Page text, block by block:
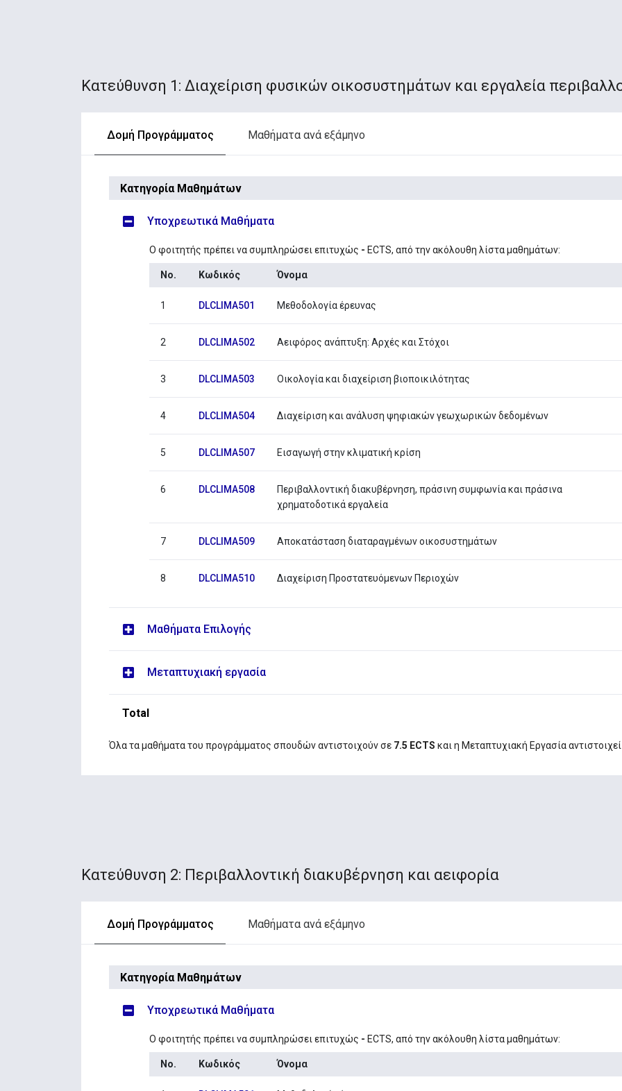
Κατεύθυνση 1: Διαχείριση φυσικών οικοσυστημάτων και εργαλεία
Δομή Προγράμματος Μαθήματα ανά εξάμηνο
Κατηγορία Μαθημάτων
Υποχρεωτικά Μαθήματα
Ο φοιτητής πρέπει να συμπληρώσει επιτυχώς - ECTS, από την ακόλουθη λίστα μαθημάτων:
No. Κωδικός Όνομα
1 DLCLIMA501 Μεθοδολογία έρευνας
2 DLCLIMA502 Αειφόρος ανάπτυξη: Αρχές και Στόχοι
3 DLCLIMA503 Οικολογία και διαχείριση βιοποικιλότητας
4 DLCLIMA504 Διαχείριση και ανάλυση ψηφιακών γεωχωρικών δεδομένων
5 DLCLIMA507 Εισαγωγή στην κλιματική κρίση
6 DLCLIMA508
Περιβαλλοντική διακυβέρνηση, πράσινη συμφωνία και πράσινα
χρηματοδοτικά εργαλεία
7 DLCLIMA509 Αποκατάσταση διαταραγμένων οικοσυστημάτων
8 DLCLIMA510 Διαχείριση Προστατευόμενων Περιοχών
Μαθήματα Επιλογής
Μεταπτυχιακή εργασία
Total
Όλα τα μαθήματα του προγράμματος σπουδών αντιστοιχούν σε 7.5 ECTS και η Μεταπτυχιακή Εργασία
Κατεύθυνση 2: Περιβαλλοντική διακυβέρνηση και αειφορία
Δομή Προγράμματος Μαθήματα ανά εξάμηνο
Κατηγορία Μαθημάτων
Υποχρεωτικά Μαθήματα
Ο φοιτητής πρέπει να συμπληρώσει επιτυχώς - ECTS, από την ακόλουθη λίστα μαθημάτων:
No. Κωδικός Όνομα